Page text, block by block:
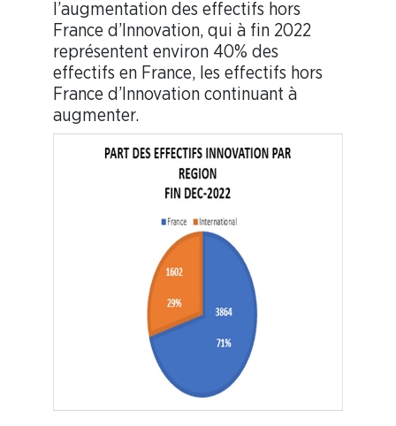
l’augmentation des effectifs hors
France d’Innovation, qui à fin 2022
représentent environ 40% des
effectifs en France, les effectifs hors
France d’Innovation continuant à
augmenter.